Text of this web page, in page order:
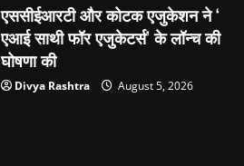
एससीईआरटी और कोटक एजुकेशन ने ‘
एआई साथी फॉर एजुकेटर्स’ के लॉन्च की
घोषणा की
Divya Rashtra August 5, 2026